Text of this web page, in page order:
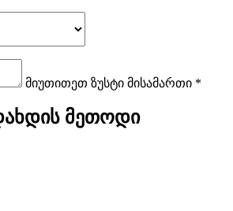
მიუთითეთ ზუსტი მისამართი *
მეთოდი